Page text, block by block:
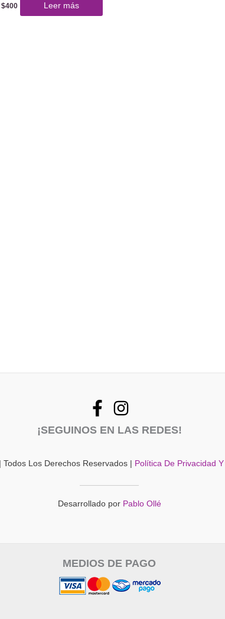
$400 Leer más
¡SEGUINOS EN LAS REDES!
| Todos Los Derechos Reservados | Política De Privacidad
Desarrollado por Pablo Ollé
MEDIOS DE PAGO